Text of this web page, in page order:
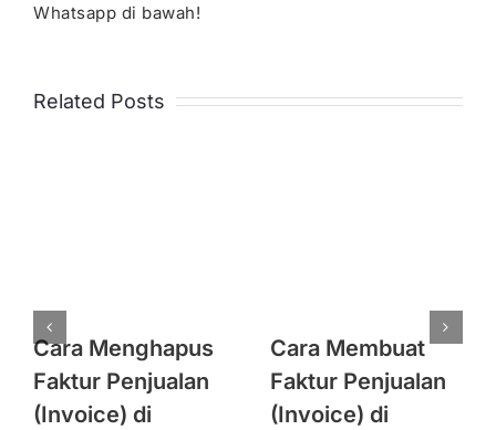
Whatsapp di bawah!
Related Posts
Cara Menghapus
Faktur Penjualan
(Invoice) di
Cara Membuat
Faktur Penjualan
(Invoice) di